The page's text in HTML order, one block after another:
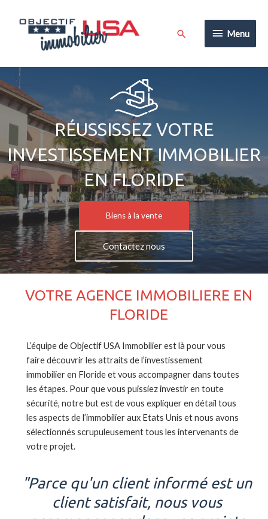
contenu
Menu
Menu
Rechercher
RÉUSSISSEZ VOTRE
INVESTISSEMENT IMMOBILIER
EN FLORIDE
Biens à la vente
Contactez nous
VOTRE AGENCE IMMOBILIERE EN
FLORIDE
L’équipe de Objectif USA Immobilier est là pour vous
faire découvrir les attraits de l’investissement
immobilier en Floride et vous accompagner dans toutes
les étapes. Pour que vous puissiez investir en toute
sécurité, notre but est de vous expliquer en détail tous
les aspects de l’immobilier aux Etats Unis et nous avons
sélectionnés scrupuleusement tous les intervenants de
votre projet.
"Parce qu'un client informé est un
client satisfait, nous vous